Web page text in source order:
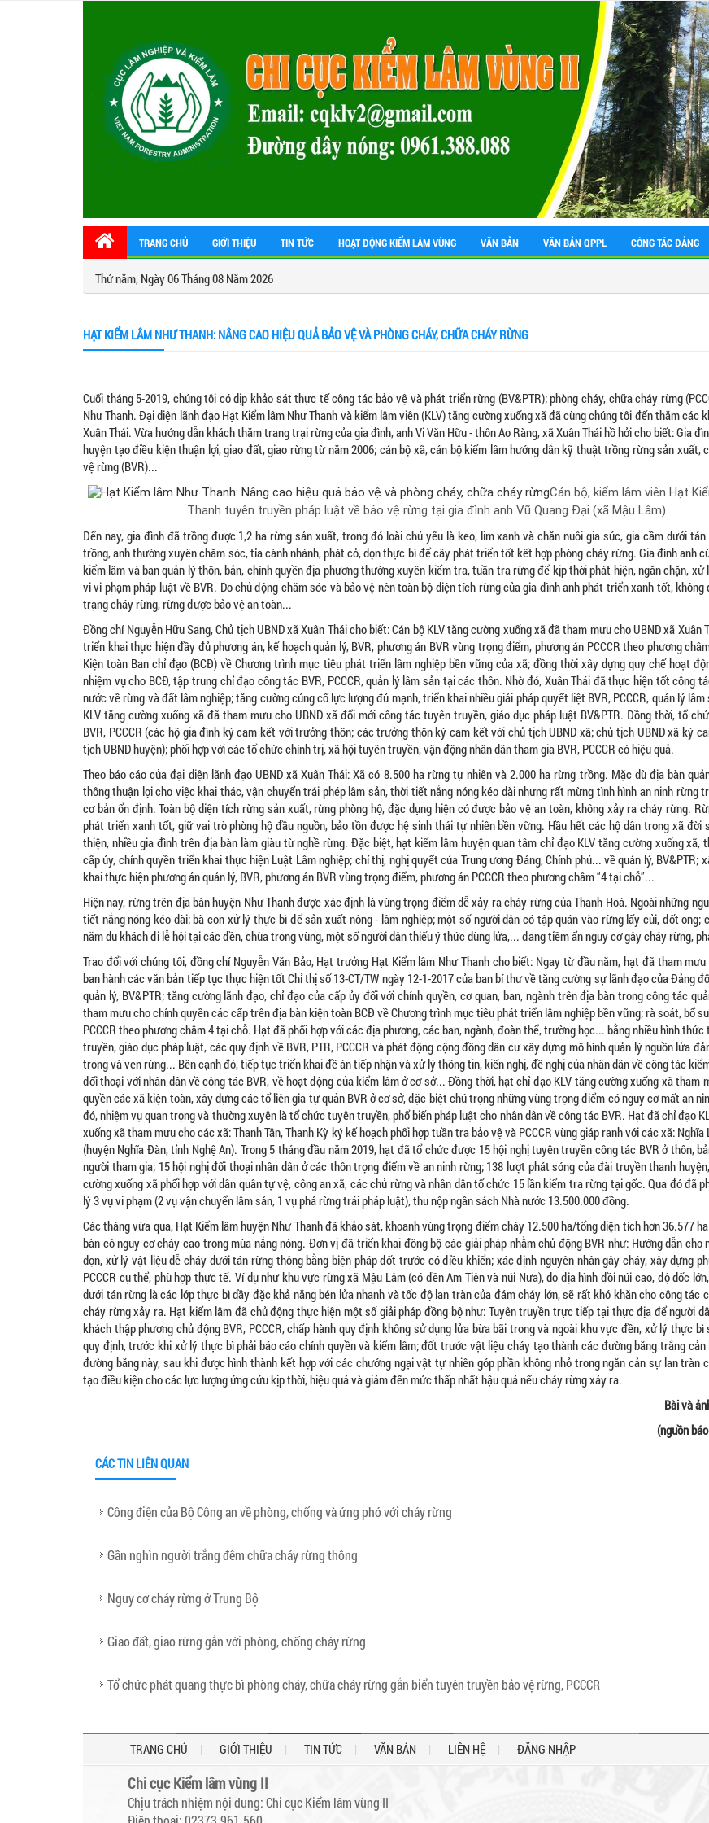
TRANG CHỦ GIỚI THIỆU TIN TỨC HOẠT ĐỘNG KIỂM LÂM VÙNG VĂN BẢN VĂN BẢN QPPL CÔNG TÁC ĐẢNG
Thứ năm, Ngày 06 Tháng 08 Năm 2026
HẠT KIỂM LÂM NHƯ THANH: NÂNG CAO HIỆU QUẢ BẢO VỆ VÀ PHÒNG CHÁY, CHỮA CHÁY RỪNG
Cuối tháng 5-2019, chúng tôi có dịp khảo sát thực tế công tác bảo vệ và phát triển rừng (BV&PTR); phòng cháy, chữa cháy rừng
Như­ Thanh. Đại diện lãnh đạo Hạt Kiểm lâm Như Thanh và kiểm lâm viên (KLV) tăng cường xuống xã đã cùng chúng tôi đến thăm các
Xuân Thái. Vừa hướng dẫn khách thăm trang trại rừng của gia đình, anh Vi Văn Hữu - thôn Ao Ràng, xã Xuân Thái hồ hởi cho biết: Gia
huyện tạo điều kiện thuận lợi, giao đất, giao rừng từ năm 2006; cán bộ xã, cán bộ kiểm lâm hướng dẫn kỹ thuật trồng rừng sản xuất,
vệ rừng (BVR)...
Cán bộ, kiểm lâm viên Hạt
Thanh tuyên truyền pháp luật về bảo vệ rừng tại gia đình anh Vũ Quang Đại (xã Mậu Lâm).
Đến nay, gia đình đã trồng được 1,2 ha rừng sản xuất, trong đó loài chủ yếu là keo, lim xanh và chăn nuôi gia súc, gia cầm dưới
trồng, anh thường xuyên chăm sóc, tỉa cành nhánh, phát cỏ, dọn thực bì để cây phát triển tốt kết hợp phòng cháy rừng. Gia đình anh
kiểm lâm và ban quản lý thôn, bản, chính quyền địa phương thường xuyên kiểm tra, tuần tra rừng để kịp thời phát hiện, ngăn chặn, xử
vi vi phạm pháp luật về BVR. Do chủ động chăm sóc và bảo vệ nên toàn bộ diện tích rừng của gia đình anh phát triển xanh tốt,
trạng cháy rừng, rừng được bảo vệ an toàn...
Đồng chí Nguyễn Hữu Sang, Chủ tịch UBND xã Xuân Thái cho biết: Cán bộ KLV tăng cường xuống xã đã tham mưu cho UBND xã Xuân
triển khai thực hiện đầy đủ phương án, kế hoạch quản lý, BVR, phương án BVR vùng trọng điểm, phương án PCCCR theo phương
Kiện toàn Ban chỉ đạo (BCĐ) về Chương trình mục tiêu phát triển lâm nghiệp bền vững của xã; đồng thời xây dựng quy chế hoạt
nhiệm vụ cho BCĐ, tập trung chỉ đạo công tác BVR, PCCCR, quản lý lâm sản tại các thôn. Nhờ đó, Xuân Thái đã thực hiện tốt công
nước về rừng và đất lâm nghiệp; tăng cường củng cố lực lượng đủ mạnh, triển khai nhiều giải pháp quyết liệt BVR, PCCCR, quản lý lâm
KLV tăng cường xuống xã đã tham mưu cho UBND xã đổi mới công tác tuyên truyền, giáo dục pháp luật BV&PTR. Đồng thời, tổ
BVR, PCCCR (các hộ gia đình ký cam kết với trưởng thôn; các trưởng thôn ký cam kết với chủ tịch UBND xã; chủ tịch UBND xã ký
tịch UBND huyện); phối hợp với các tổ chức chính trị, xã hội tuyên truyền, vận động nhân dân tham gia BVR, PCCCR có hiệu quả.
Theo báo cáo của đại diện lãnh đạo UBND xã Xuân Thái: Xã có 8.500 ha rừng tự nhiên và 2.000 ha rừng trồng. Mặc dù địa bàn
thông thuận lợi cho việc khai thác, vận chuyển trái phép lâm sản, thời tiết nắng nóng kéo dài nhưng rất mừng tình hình an ninh rừng
cơ bản ổn định. Toàn bộ diện tích rừng sản xuất, rừng phòng hộ, đặc dụng hiện có được bảo vệ an toàn, không xảy ra cháy rừng.
phát triển xanh tốt, giữ vai trò phòng hộ đầu nguồn, bảo tồn được hệ sinh thái tự nhiên bền vững. Hầu hết các hộ dân trong xã đời
thiện, nhiều gia đình trên địa bàn làm giàu từ nghề rừng. Đặc biệt, hạt kiểm lâm huyện quan tâm chỉ đạo KLV tăng cường xuống xã,
cấp ủy, chính quyền triển khai thực hiện Luật Lâm nghiệp; chỉ thị, nghị quyết của Trung ương Đảng, Chính phủ... về quản lý, BV&PTR;
khai thực hiện phương án quản lý, BVR, phương án BVR vùng trọng điểm, phương án PCCCR theo phương châm “4 tại chỗ”...
Hiện nay, rừng trên địa bàn huyện Như Thanh đ­ược xác định là vùng trọng điểm dễ xảy ra cháy rừng của Thanh Hoá. Ngoài những
tiết nắng nóng kéo dài; bà con xử lý thực bì để sản xuất nông - lâm nghiệp; một số ng­ười dân có tập quán vào rừng lấy củi, đốt ong;
năm du khách đi lễ hội tại các đền, chùa trong vùng, một số ng­ười dân thiếu ý thức dùng lửa,... đang tiềm ẩn nguy cơ gây cháy rừng,
Trao đổi với chúng tôi, đồng chí Nguyễn Văn Bảo, Hạt trưởng Hạt Kiểm lâm Như Thanh cho biết: Ngay từ đầu năm, hạt đã tham
ban hành các văn bản tiếp tục thực hiện tốt Chỉ thị số 13-CT/TW ngày 12-1-2017 của ban bí thư về tăng cường sự lãnh đạo của Đảng
quản lý, BV&PTR; tăng cường lãnh đạo, chỉ đạo của cấp ủy đối với chính quyền, cơ quan, ban, ngành trên địa bàn trong công tác
tham mư­­u cho chính quyền các cấp trên địa bàn kiện toàn BCĐ về Chương trình mục tiêu phát triển lâm nghiệp bền vững; rà soát, bổ
PCCCR theo phư­ơng châm 4 tại chỗ. Hạt đã phối hợp với các địa phương, các ban, ngành, đoàn thể, trường học... bằng nhiều hình
truyền, giáo dục pháp luật, các quy định về BVR, PTR, PCCCR và phát động cộng đồng dân c­­ư xây dựng mô hình quản lý nguồn lửa
trong và ven rừng... Bên cạnh đó, tiếp tục triển khai đề án tiếp nhận và xử lý thông tin, kiến nghị, đề nghị của nhân dân về công tác
đối thoại với nhân dân về công tác BVR, về hoạt động của kiểm lâm ở cơ sở... Đồng thời, hạt chỉ đạo KLV tăng cường xuống xã tham
quyền các xã kiện toàn, xây dựng các tổ liên gia tự quản BVR ở cơ sở, đặc biệt chú trọng những vùng trọng điểm có nguy cơ mất an
đó, nhiệm vụ quan trọng và thường xuyên là tổ chức tuyên truyền, phổ biến pháp luật cho nhân dân về công tác BVR. Hạt đã chỉ đạo
xuống xã tham mưu cho các xã: Thanh Tân, Thanh Kỳ ký kế hoạch phối hợp tuần tra bảo vệ và PCCCR vùng giáp ranh với các xã: Nghĩa
(huyện Nghĩa Đàn, tỉnh Nghệ An). Trong 5 tháng đầu năm 2019, hạt đã tổ chức được 15 hội nghị tuyên truyền công tác BVR ở thôn,
người tham gia; 15 hội nghị đối thoại nhân dân ở các thôn trọng điểm về an ninh rừng; 138 lượt phát sóng của đài truyền thanh
cường xuống xã phối hợp với dân quân tự vệ, công an xã, các chủ rừng và nhân dân tổ chức 15 lần kiểm tra rừng tại gốc. Qua đó đã
lý 3 vụ vi phạm (2 vụ vận chuyển lâm sản, 1 vụ phá rừng trái pháp luật), thu nộp ngân sách Nhà nước 13.500.000 đồng.
Các tháng vừa qua, Hạt Kiểm lâm huyện Như Thanh đã khảo sát, khoanh vùng trọng điểm cháy 12.500 ha/tổng diện tích hơn 36.577
bàn có nguy cơ cháy cao trong mùa nắng nóng. Đơn vị đã triển khai đồng bộ các giải pháp nhằm chủ động BVR như: Hướng dẫn cho
dọn, xử lý vật liệu dễ cháy dưới tán rừng thông bằng biện pháp đốt trước có điều khiển; xác định nguyên nhân gây cháy, xây dựng
PCCCR cụ thể, phù hợp thực tế. Ví dụ như khu vực rừng xã Mậu Lâm (có đền Am Tiên và núi Nưa), do địa hình đồi núi cao, độ dốc
dưới tán rừng là các lớp thực bì dầy đặc khả năng bén lửa nhanh và tốc độ lan tràn của đám cháy lớn, sẽ rất khó khăn cho công tác
cháy rừng xảy ra. Hạt kiểm lâm đã chủ động thực hiện một số giải pháp đồng bộ như: Tuyên truyền trực tiếp tại thực địa để người
khách thập phương chủ động BVR, PCCCR, chấp hành quy định không sử dụng lửa bừa bãi trong và ngoài khu vực đền, xử lý thực
quy định, trước khi xử lý thực bì phải báo cáo chính quyền và kiểm lâm; đốt trước vật liệu cháy tạo thành các đường băng trắng cản
đường băng này, sau khi được hình thành kết hợp với các chướng ngại vật tự nhiên góp phần không nhỏ trong ngăn cản sự lan tràn
tạo điều kiện cho các lực lượng ứng cứu kịp thời, hiệu quả và giảm đến mức thấp nhất hậu quả nếu cháy rừng xảy ra.
Bài và
(nguồn
CÁC TIN LIÊN QUAN
Công điện của Bộ Công an về phòng, chống và ứng phó với cháy rừng
Gần nghìn người trắng đêm chữa cháy rừng thông
Nguy cơ cháy rừng ở Trung Bộ
Giao đất, giao rừng gắn với phòng, chống cháy rừng
Tổ chức phát quang thực bì phòng cháy, chữa cháy rừng gắn biển tuyên truyền bảo vệ rừng, PCCCR
TRANG CHỦ GIỚI THIỆU TIN TỨC VĂN BẢN LIÊN HỆ ĐĂNG NHẬP
Chi cục Kiểm lâm vùng II
Chịu trách nhiệm nội dung: Chi cục Kiểm lâm vùng II